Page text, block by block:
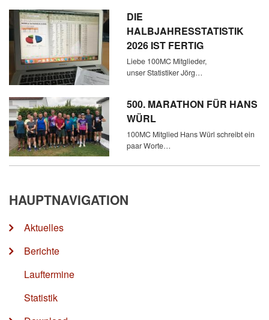
DIE
HALBJAHRESSTATISTIK
2026 IST FERTIG
Liebe 100MC Mitglieder,
unser Statistiker Jörg…
500. MARATHON FÜR HANS
WÜRL
100MC Mitglied Hans Würl schreibt ein
paar Worte…
HAUPTNAVIGATION
Aktuelles
Berichte
Lauftermine
Statistik